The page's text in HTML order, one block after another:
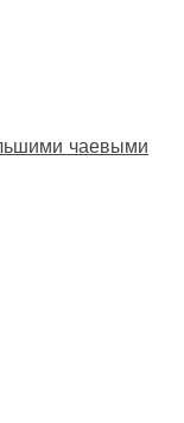
чаевыми